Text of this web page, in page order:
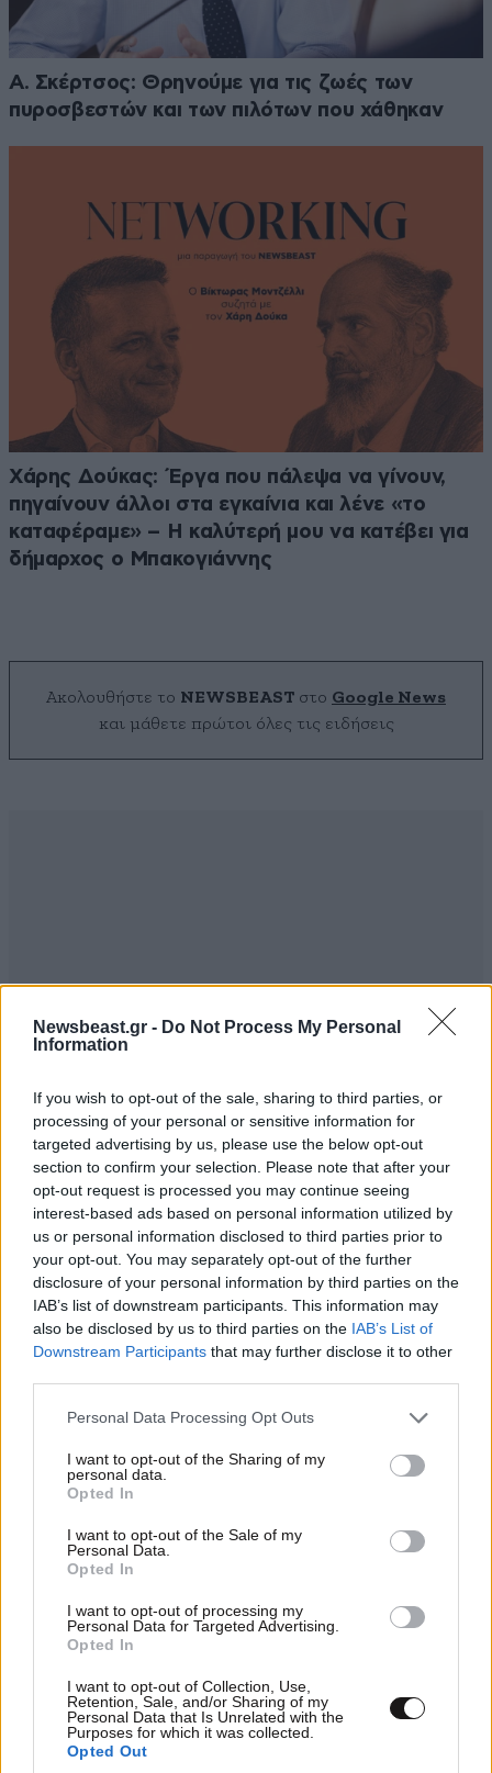
Newsbeast.gr - Do Not Process My Personal
Information
If you wish to opt-out of the sale, sharing to third parties, or
processing of your personal or sensitive information for
targeted advertising by us, please use the below opt-out
section to confirm your selection. Please note that after your
opt-out request is processed you may continue seeing
interest-based ads based on personal information utilized by
us or personal information disclosed to third parties prior to
your opt-out. You may separately opt-out of the further
disclosure of your personal information by third parties on the
IAB’s list of downstream participants. This information may
also be disclosed by us to third parties on the IAB’s List of
Downstream Participants that may further disclose it to other
Please note that this website/app uses one or more Google
not limited to your visit or usage behaviour. You may click to
grant or deny consent to Google and its third-party tags to
use your data for below specified purposes in below Google
consent section.
Personal Data Processing Opt Outs
I want to opt-out of the Sharing of my
personal data.
Opted In
I want to opt-out of the Sale of my
Personal Data.
Opted In
I want to opt-out of processing my
Personal Data for Targeted Advertising.
Opted In
I want to opt-out of Collection, Use,
Retention, Sale, and/or Sharing of my
Personal Data that Is Unrelated with the
Purposes for which it was collected.
Opted Out
Α. Σκέρτσος: Θρηνούμε για τις ζωές των
πυροσβεστών και των πιλότων που χάθηκαν
Χάρης Δούκας: Έργα που πάλεψα να γίνουν,
πηγαίνουν άλλοι στα εγκαίνια και λένε «το
καταφέραμε» – Η καλύτερή μου να κατέβει για
δήμαρχος ο Μπακογιάννης
Ακολουθήστε το NEWSBEAST στο Google News
και μάθετε πρώτοι όλες τις ειδήσεις
3 ΣΧΌΛΙΑ ΑΝΑΓΝΩΣΤΏΝ
ΠΡΟΣΘΕΣΤΕ ΤΟ ΣΧΟΛΙΟ ΣΑΣ
Xαρακτήρες: 0/1000
Διαβάστε και ακολουθήστε τους κανόνες σχολιασμού